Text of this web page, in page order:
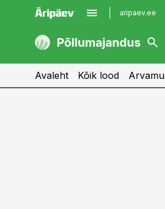
aripaev.ee
kaubandus.ee
kinnisvarauudised.ee
Avaleht Kõik lood